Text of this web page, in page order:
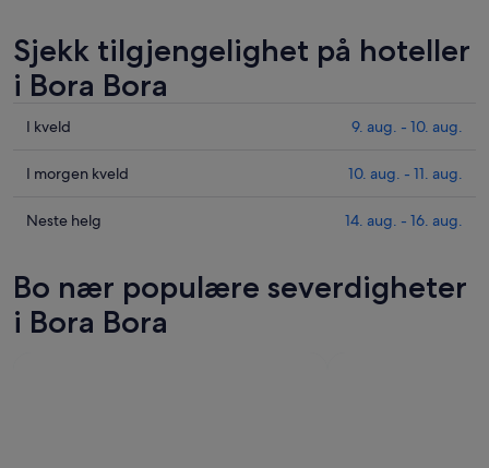
Sjekk tilgjengelighet på hoteller
i Bora Bora
Sjekk
i
Bora
kveld,
9.
aug.
I kveld 9. aug. - 10. aug.
Sjekk
i
for
morgen
I morgen kveld 10. aug. - 11. aug.
Sjekk
Bora
Bora
for
Neste helg 14. aug. - 16. aug.
Bo nær populære severdigheter
i Bora Bora